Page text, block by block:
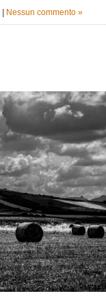
Nessun commento »